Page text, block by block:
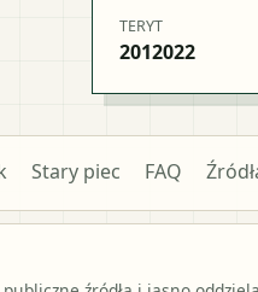
TERYT
2012022
Stary piec FAQ